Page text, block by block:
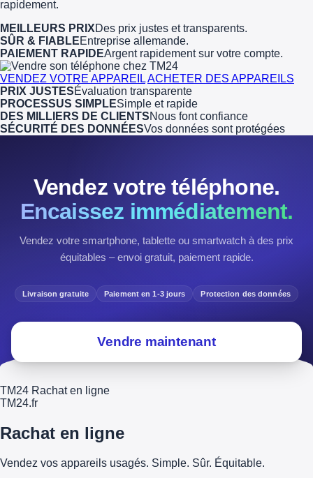
rapidement.
MEILLEURS PRIXDes prix justes et transparents.
SÛR & FIABLEEntreprise allemande.
PAIEMENT RAPIDEArgent rapidement sur votre compte.
VENDEZ VOTRE APPAREILACHETER DES APPAREILS
PRIX JUSTESÉvaluation transparente
PROCESSUS SIMPLESimple et rapide
DES MILLIERS DE CLIENTSNous font confiance
SÉCURITÉ DES DONNÉESVos données sont protégées
Vendez votre téléphone.
Encaissez immédiatement.
Vendez votre smartphone, tablette ou smartwatch à des prix
équitables – envoi gratuit, paiement rapide.
Livraison gratuite Paiement en 1-3 jours Protection des données
Vendre maintenant
TM24 Rachat en ligne
TM24.fr
Rachat en ligne
Vendez vos appareils usagés. Simple. Sûr. Équitable.